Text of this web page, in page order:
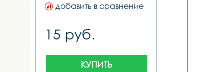
добавить в сравнение
15 руб.
КУПИТЬ